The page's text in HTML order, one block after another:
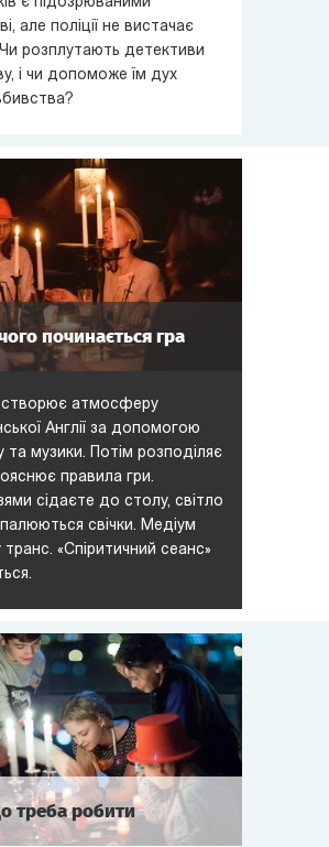
але поліції не вистачає
розплутають детективи
і чи допоможе їм дух
починається гра
створює атмосферу
Англії за допомогою
та музики. Потім розподіляє
правила гри.
сідаєте до столу, світло
свічки. Медіум
«Спіритичний сеанс»
треба робити